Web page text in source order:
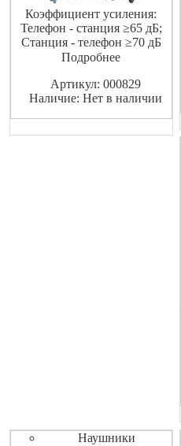
Коэффициент усиления:
Телефон - станция ≥65 дБ;
Станция - телефон ≥70 дБ
Подробнее
Артикул: 000829
Наличие: Нет в наличии
Наушники